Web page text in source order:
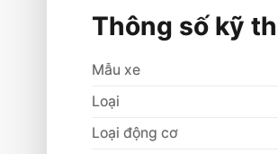
Thông số kỹ
Mẫu xe
Loại
Loại động cơ